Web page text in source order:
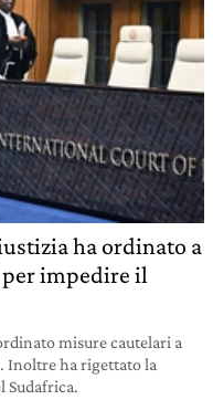
ha ordinato a
per impedire il
misure cautelari a
Inoltre ha rigettato la
Sudafrica.